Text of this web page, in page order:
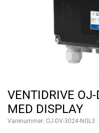
VENTIDRIVE
MED DISPLAY
Varenummer: OJ-DV-3024-NGL3